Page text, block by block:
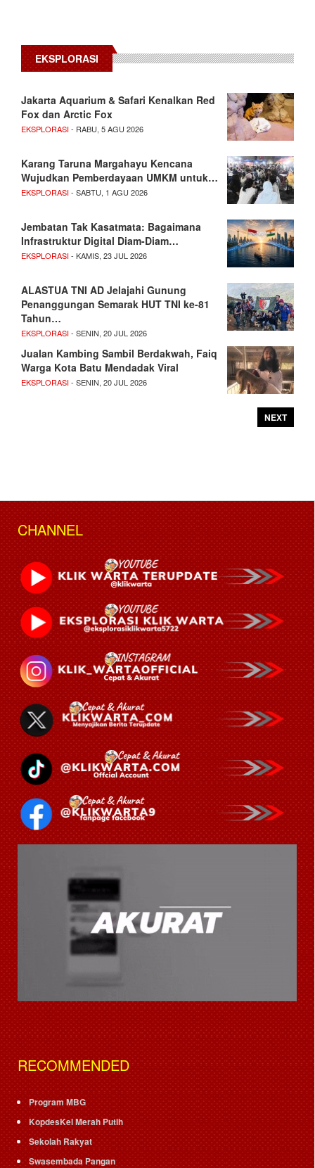
EKSPLORASI
Jakarta Aquarium & Safari Kenalkan Red
Fox dan Arctic Fox
EKSPLORASI- RABU, 5 AGU 2026
Karang Taruna Margahayu Kencana
Wujudkan Pemberdayaan UMKM untuk…
EKSPLORASI- SABTU, 1 AGU 2026
Jembatan Tak Kasatmata: Bagaimana
Infrastruktur Digital Diam-Diam…
EKSPLORASI- KAMIS, 23 JUL 2026
ALASTUA TNI AD Jelajahi Gunung
Penanggungan Semarak HUT TNI ke-81
Tahun…
EKSPLORASI- SENIN, 20 JUL 2026
Jualan Kambing Sambil Berdakwah, Faiq
Warga Kota Batu Mendadak Viral
EKSPLORASI- SENIN, 20 JUL 2026
NEXT
CHANNEL
RECOMMENDED
Program MBG
KopdesKel Merah Putih
Sekolah Rakyat
Swasembada Pangan